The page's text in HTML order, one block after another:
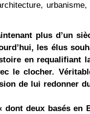
plus d’un
les élus
en requalifiant
le clocher.
de lui redonner
dont deux basés en